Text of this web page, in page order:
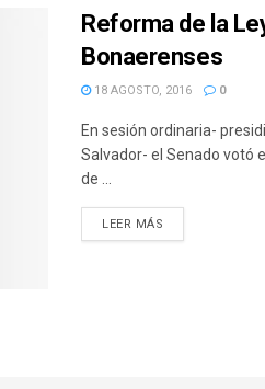
Reforma de la
Bonaerenses
18 AGOSTO, 2016 0
En sesión ordinaria-
Salvador- el Senado votó
de ...
LEER MÁS